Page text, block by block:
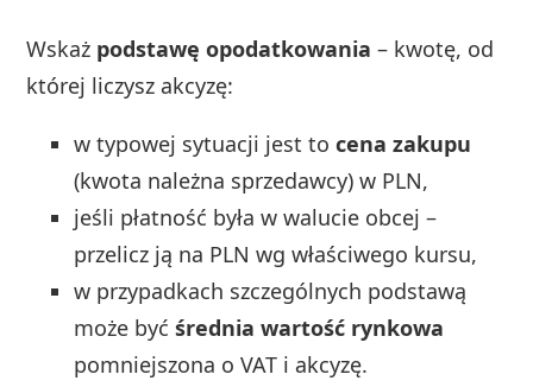
Wskaż podstawę opodatkowania – kwotę, od
której liczysz akcyzę:
w typowej sytuacji jest tocena zakupu
(kwota należna sprzedawcy) w PLN,
jeśli płatność była w walucie obcej –
przelicz ją na PLN wg właściwego kursu,
w przypadkach szczególnych podstawą
może byćśrednia wartość rynkowa
pomniejszona o VAT i akcyzę.